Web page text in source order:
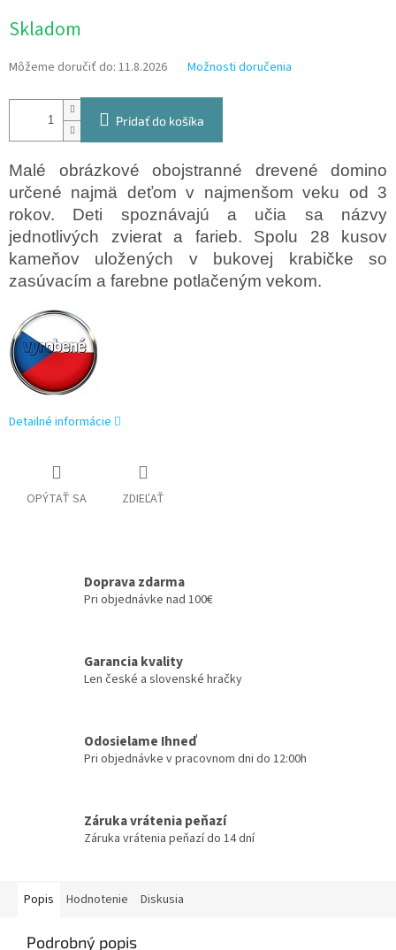
cena:
Skladom
Môžeme doručiť do: 11.8.2026 Možnosti doručenia
Pridať do košíka
Malé obrázkové obojstranné drevené domino
určené najmä deťom v najmenšom veku od 3
rokov. Deti spoznávajú a učia sa názvy
jednotlivých zvierat a farieb. Spolu 28 kusov
kameňov uložených v bukovej krabičke so
zasúvacím a farebne potlačeným vekom.
Detailné informácie
OPÝTAŤ SA ZDIEĽAŤ
Doprava zdarma
Pri objednávke nad 100€
Garancia kvality
Len české a slovenské hračky
Odosielame Ihneď
Pri objednávke v pracovnom dni do 12:00h
Záruka vrátenia peňazí
Záruka vrátenia peňazí do 14 dní
Popis Hodnotenie Diskusia
Podrobný popis